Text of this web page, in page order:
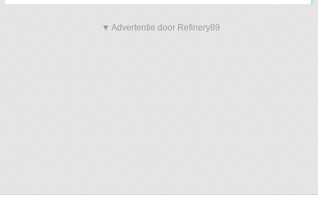
▼ Advertentie door Refinery89